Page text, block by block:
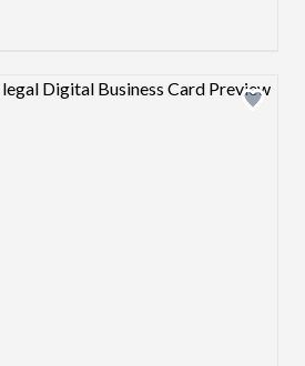
Design preview image